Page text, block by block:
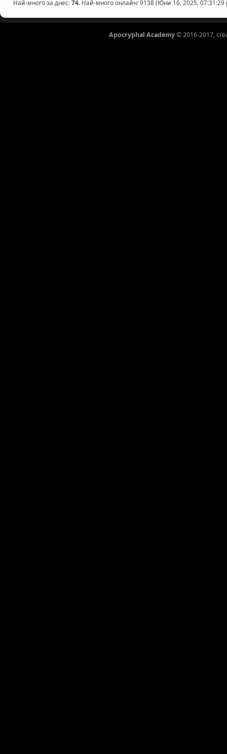
Най-много за днес:74. Най-много онлайн: 9138 (Юни 16, 2025, 07:31:29
Apocryphal Academy© 2016-2017,